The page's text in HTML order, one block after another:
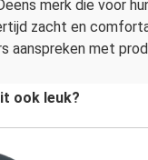
merk die voor
zacht en
aanspreken met
ook leuk?